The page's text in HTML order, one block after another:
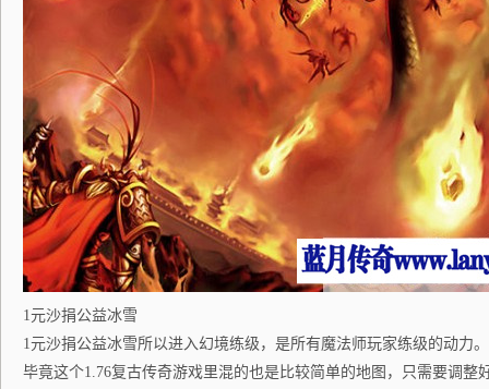
1元沙捐公益冰雪
1元沙捐公益冰雪所以进入幻境练级，是所有魔法师玩家练级的动力
毕竟这个1.76复古传奇游戏里混的也是比较简单的地图，只需要调整